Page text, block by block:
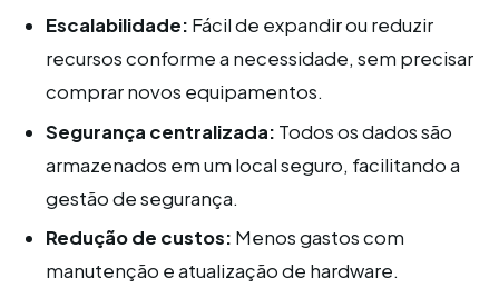
Escalabilidade: Fácil de expandir ou reduzir
recursos conforme a necessidade, sem precisar
comprar novos equipamentos.
Segurança centralizada: Todos os dados são
armazenados em um local seguro, facilitando a
gestão de segurança.
Redução de custos: Menos gastos com
manutenção e atualização de hardware.